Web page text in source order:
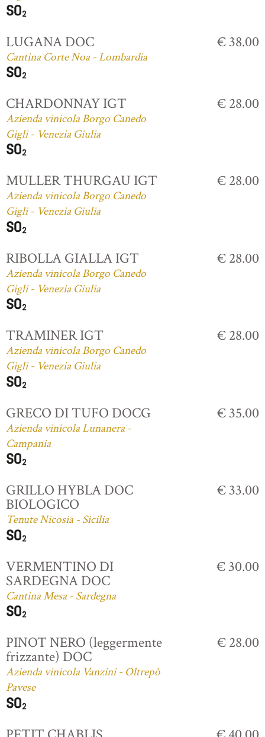
LUGANA DOC
Cantina Corte Noa - Lombardia
€ 38.00
CHARDONNAY IGT
Azienda vinicola Borgo Canedo
Gigli - Venezia Giulia
€ 28.00
MULLER THURGAU IGT
Azienda vinicola Borgo Canedo
Gigli - Venezia Giulia
€ 28.00
RIBOLLA GIALLA IGT
Azienda vinicola Borgo Canedo
Gigli - Venezia Giulia
€ 28.00
TRAMINER IGT
Azienda vinicola Borgo Canedo
Gigli - Venezia Giulia
€ 28.00
GRECO DI TUFO DOCG
Azienda vinicola Lunanera -
Campania
€ 35.00
GRILLO HYBLA DOC
BIOLOGICO
Tenute Nicosia - Sicilia
€ 33.00
VERMENTINO DI
SARDEGNA DOC
Cantina Mesa - Sardegna
€ 30.00
PINOT NERO (leggermente
frizzante) DOC
Azienda vinicola Vanzini - Oltrepò
Pavese
€ 28.00